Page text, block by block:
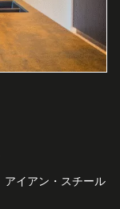
アイアン・スチール